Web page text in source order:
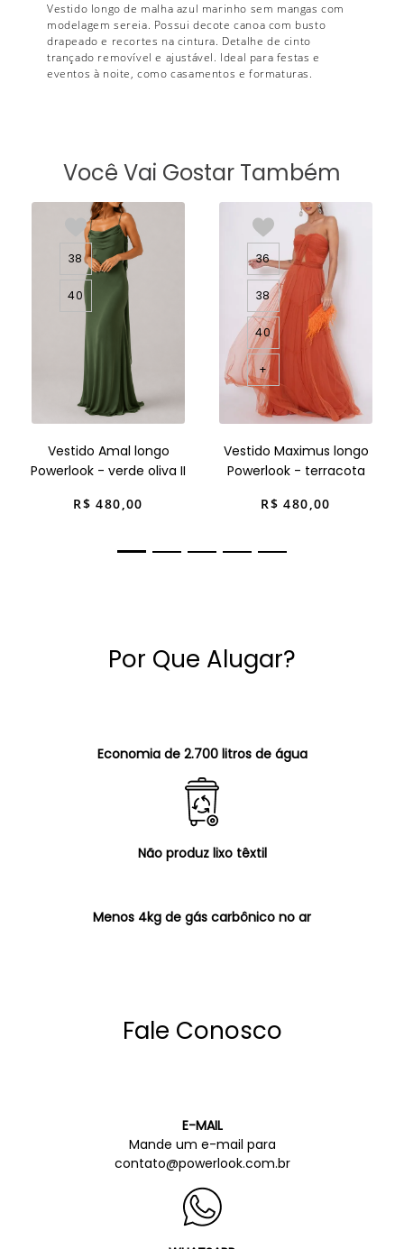
Vestido longo de malha azul marinho sem mangas com
modelagem sereia. Possui decote canoa com busto
drapeado e recortes na cintura. Detalhe de cinto
trançado removível e ajustável. Ideal para festas e
eventos à noite, como casamentos e formaturas.
Você Vai Gostar Também
38
40
Vestido Amal longo
Powerlook - verde oliva II
R$ 480,00
36
38
40
+
Vestido Maximus longo
Powerlook - terracota
R$ 480,00
Por Que Alugar?
Economia de 2.700 litros de água
Não produz lixo têxtil
Menos 4kg de gás carbônico no ar
Fale Conosco
E-MAIL
Mande um e-mail para
contato@powerlook.com.br